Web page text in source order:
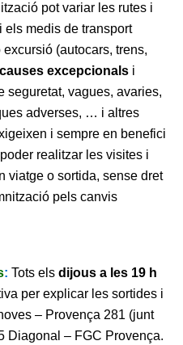
pot variar les rutes i
els medis de transport
(autocars, trens,
causes excepcionals i
seguretat, vagues, avaries,
adverses, … i altres
i sempre en benefici
realitzar les visites i
viatge o sortida, sense dret
pels canvis
: Tots els dijous a les 19 h
per explicar les sortides i
– Provença 281 (junt
Diagonal – FGC Provença.